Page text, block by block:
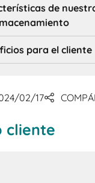
de
para el cliente
02/17
cliente